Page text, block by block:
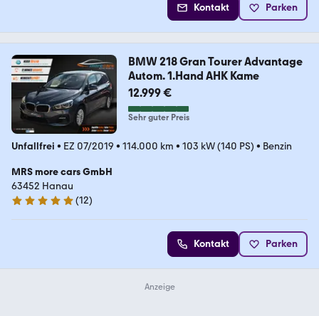
Kontakt Parken
BMW 218 Gran Tourer Advantage
Autom. 1.Hand AHK Kame
12.999 €
Sehr guter Preis
Unfallfrei • EZ 07/2019 • 114.000 km • 103 kW (140 PS) • Benzin
MRS more cars GmbH
63452 Hanau
5 Sterne
(12)
Kontakt Parken